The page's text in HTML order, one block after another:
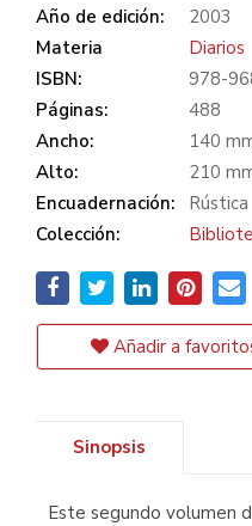
Año de edición:
2003
Materia
Diarios
ISBN:
978-
Páginas:
488
Ancho:
140
Alto:
210
Encuadernación:
Rústica
Colección:
Añadir a
Sinopsis
Este segundo volumen